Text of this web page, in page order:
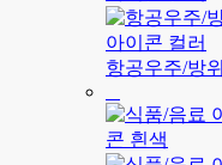
항공우주/방위